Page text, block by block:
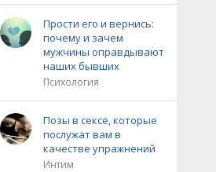
Прости его и вернись:
почему и зачем
мужчины оправдывают
наших бывших
Психология
Позы в сексе, которые
послужат вам в
качестве упражнений
Интим